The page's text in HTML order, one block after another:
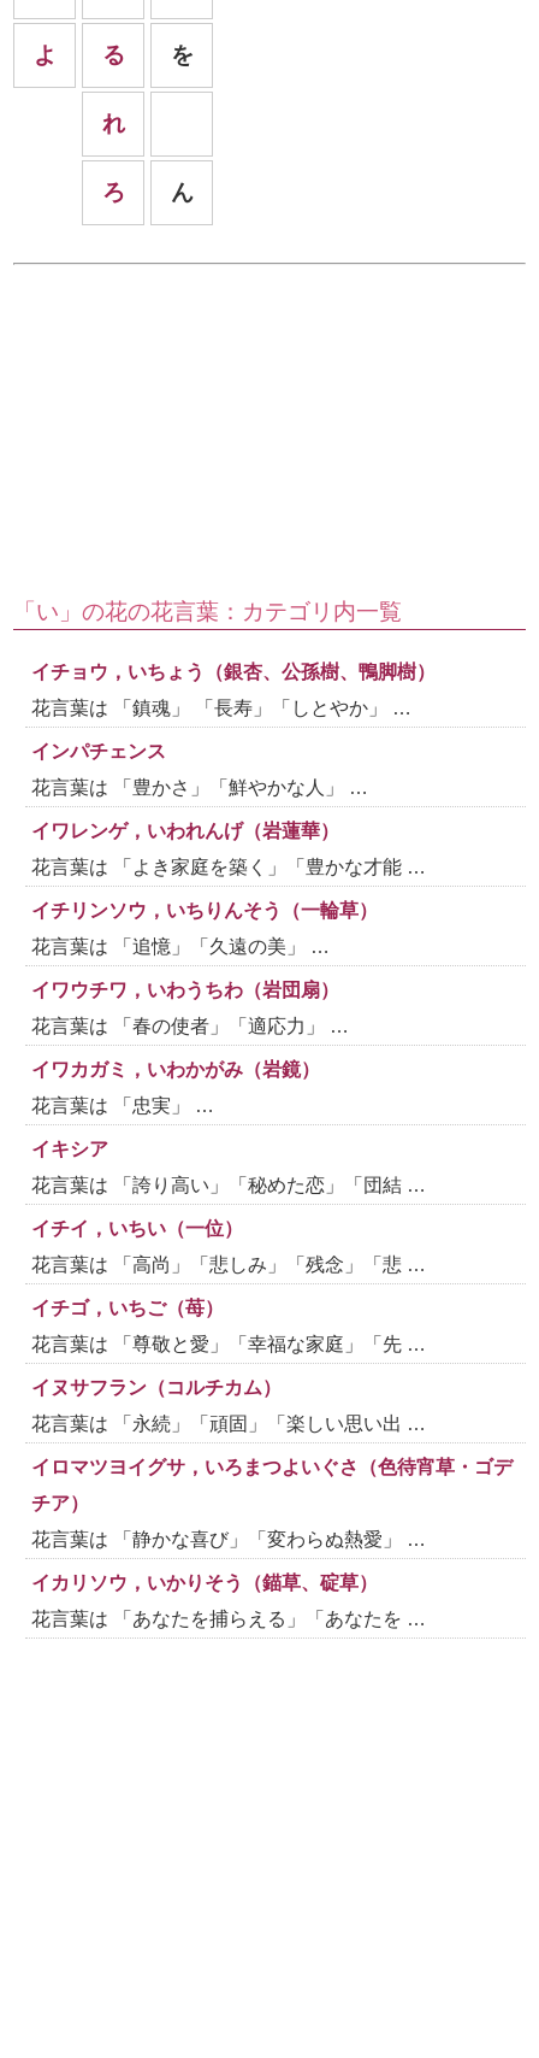
よ る
れ
ろ
を
ん
「い」の花の花言葉：カテゴリ内一覧
イチョウ，いちょう（銀杏、公孫樹、鴨脚樹）
花言葉は 「鎮魂」 「長寿」「しとやか」 …
インパチェンス
花言葉は 「豊かさ」「鮮やかな人」 …
イワレンゲ，いわれんげ（岩蓮華）
花言葉は 「よき家庭を築く」「豊かな才能 …
イチリンソウ，いちりんそう（一輪草）
花言葉は 「追憶」「久遠の美」 …
イワウチワ，いわうちわ（岩団扇）
花言葉は 「春の使者」「適応力」 …
イワカガミ，いわかがみ（岩鏡）
花言葉は 「忠実」 …
イキシア
花言葉は 「誇り高い」「秘めた恋」「団結 …
イチイ，いちい（一位）
花言葉は 「高尚」「悲しみ」「残念」「悲 …
イチゴ，いちご（苺）
花言葉は 「尊敬と愛」「幸福な家庭」「先 …
イヌサフラン（コルチカム）
花言葉は 「永続」「頑固」「楽しい思い出 …
イロマツヨイグサ，いろまつよいぐさ（色待宵草・ゴデ
チア）
花言葉は 「静かな喜び」「変わらぬ熱愛」 …
イカリソウ，いかりそう（錨草、碇草）
花言葉は 「あなたを捕らえる」「あなたを …